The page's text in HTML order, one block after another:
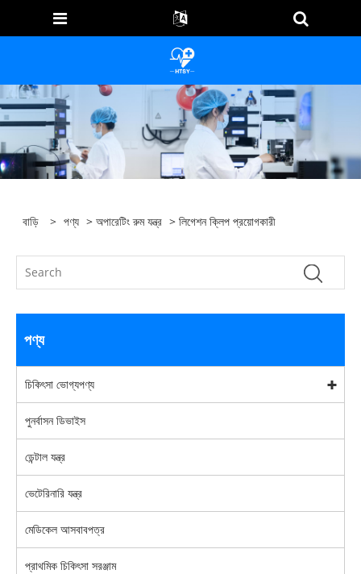
বাড়ি > পণ্য >অপারেটিং রুম যন্ত্র > লিগেশন ক্লিপ প্রয়োগকারী
পণ্য
চিকিৎসা ভোগ্যপণ্য
পুনর্বাসন ডিভাইস
ডেন্টাল যন্ত্র
ভেটেরিনারি যন্ত্র
মেডিকেল আসবাবপত্র
প্রাথমিক চিকিৎসা সরঞ্জাম